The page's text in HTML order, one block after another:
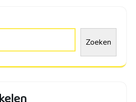
Zoeken